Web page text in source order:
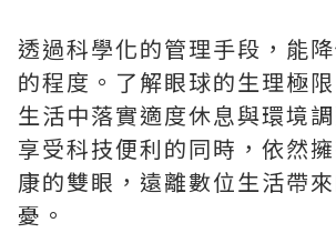
透過科學化的管理手段，能
的程度。了解眼球的生理極
生活中落實適度休息與環境
享受科技便利的同時，依然
康的雙眼，遠離數位生活帶
憂。